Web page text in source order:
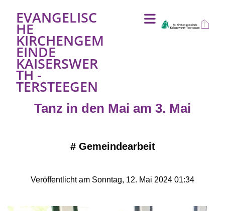
EVANGELISC
HE
KIRCHENGEM
EINDE
KAISERSWER
TH -
TERSTEEGEN
Tanz in den Mai am 3. Mai
# Gemeindearbeit
Veröffentlicht am Sonntag, 12. Mai 2024 01:34